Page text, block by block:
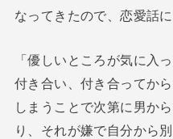
なってきたので、恋愛話に
「優しいところが気に入
付き合い、付き合ってか
しまうことで次第に男か
り、それが嫌で自分から別